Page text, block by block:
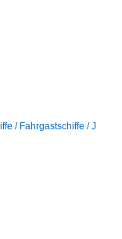
/ Fahrgastschiffe / J